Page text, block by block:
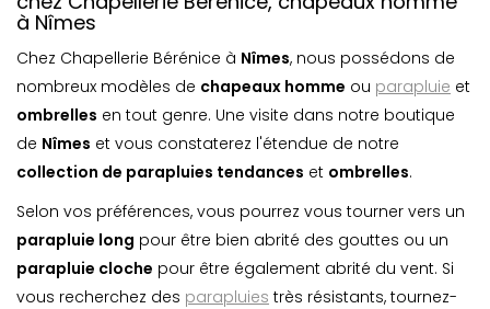
à Nîmes
Chez Chapellerie Bérénice à Nîmes, nous possédons de
nombreux modèles de chapeaux homme ou parapluie et
ombrelles en tout genre. Une visite dans notre boutique
de Nîmes et vous constaterez l'étendue de notre
collection de parapluies tendances et ombrelles.
Selon vos préférences, vous pourrez vous tourner vers un
parapluie long pour être bien abrité des gouttes ou un
parapluie cloche pour être également abrité du vent. Si
vous recherchez des parapluies très résistants, tournez-